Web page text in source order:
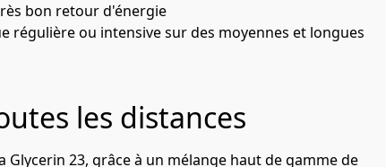
bon retour d'énergie
régulière ou intensive sur des moyennes et longues
les distances
Glycerin 23, grâce à un mélange haut de gamme de